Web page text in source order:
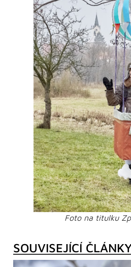
Foto na titulku
SOUVISEJÍCÍ